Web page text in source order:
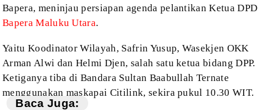
Bapera, meninjau persiapan agenda pelantikan Ketua DPD
Bapera Maluku Utara.
Yaitu Koodinator Wilayah, Safrin Yusup, Wasekjen OKK
Arman Alwi dan Helmi Djen, salah satu ketua bidang DPP.
Ketiganya tiba di Bandara Sultan Baabullah Ternate
menggunakan maskapai Citilink, sekira pukul 10.30 WIT.
Baca Juga: